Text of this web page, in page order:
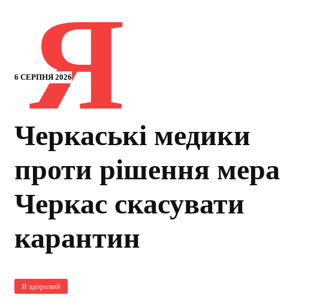
6 СЕРПНЯ 2026
Я
Черкаські медики
проти рішення мера
Черкас скасувати
карантин
Я здоровий